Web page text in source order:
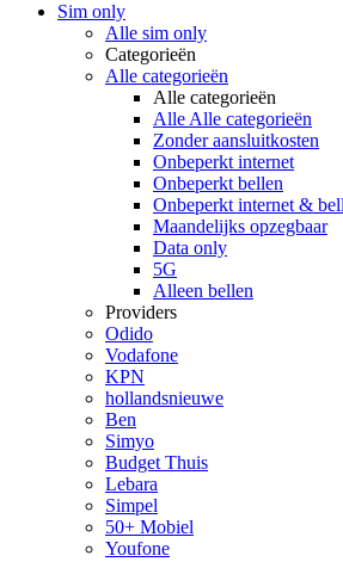
Sim only
Alle sim only
Categorieën
Alle categorieën
Alle categorieën
Alle Alle categorieën
Zonder aansluitkosten
Onbeperkt internet
Onbeperkt bellen
Onbeperkt internet &
Maandelijks opzegbaar
Data only
5G
Alleen bellen
Providers
Odido
Vodafone
KPN
hollandsnieuwe
Ben
Simyo
Budget Thuis
Lebara
Simpel
50+ Mobiel
Youfone